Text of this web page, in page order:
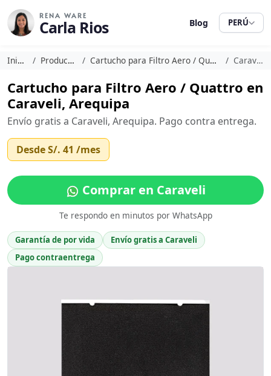
RENA WARE
Carla Rios Blog PERÚ
Inicio Productos Cartucho para Filtro Aero / Quattro Caraveli
Cartucho para Filtro Aero / Quattro en
Caraveli, Arequipa
Envío gratis a Caraveli, Arequipa. Pago contra entrega.
DesdeS/. 41 /mes
Comprar en Caraveli
Te respondo en minutos por WhatsApp
Garantía de por vida
Envío gratis a Caraveli
Pago contraentrega